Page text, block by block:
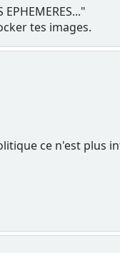
tes images.
ce n'est plus